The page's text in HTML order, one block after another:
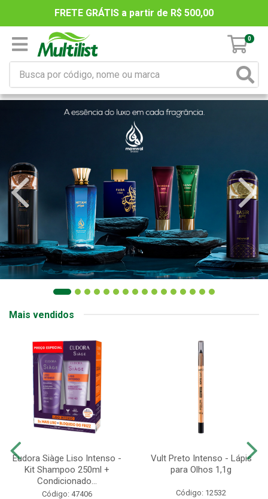
FRETE GRÁTIS a partir de R$ 500,00
0
Mais vendidos
Eudora Siàge Liso Intenso -
Kit Shampoo 250ml +
Condicionado...
Código: 47406
Vult Preto Intenso - Lápis
para Olhos 1,1g
Código: 12532